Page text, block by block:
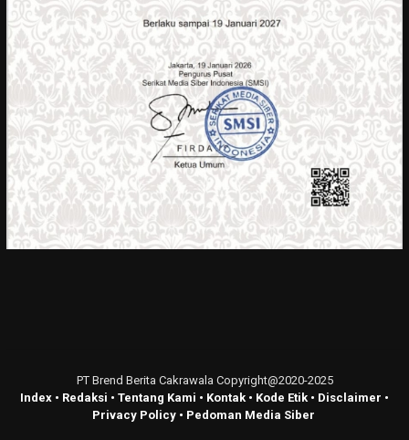
PT Brend Berita Cakrawala Copyright@2020-2025
Index • Redaksi • Tentang Kami • Kontak • Kode Etik • Disclaimer •
Privacy Policy• Pedoman Media Siber